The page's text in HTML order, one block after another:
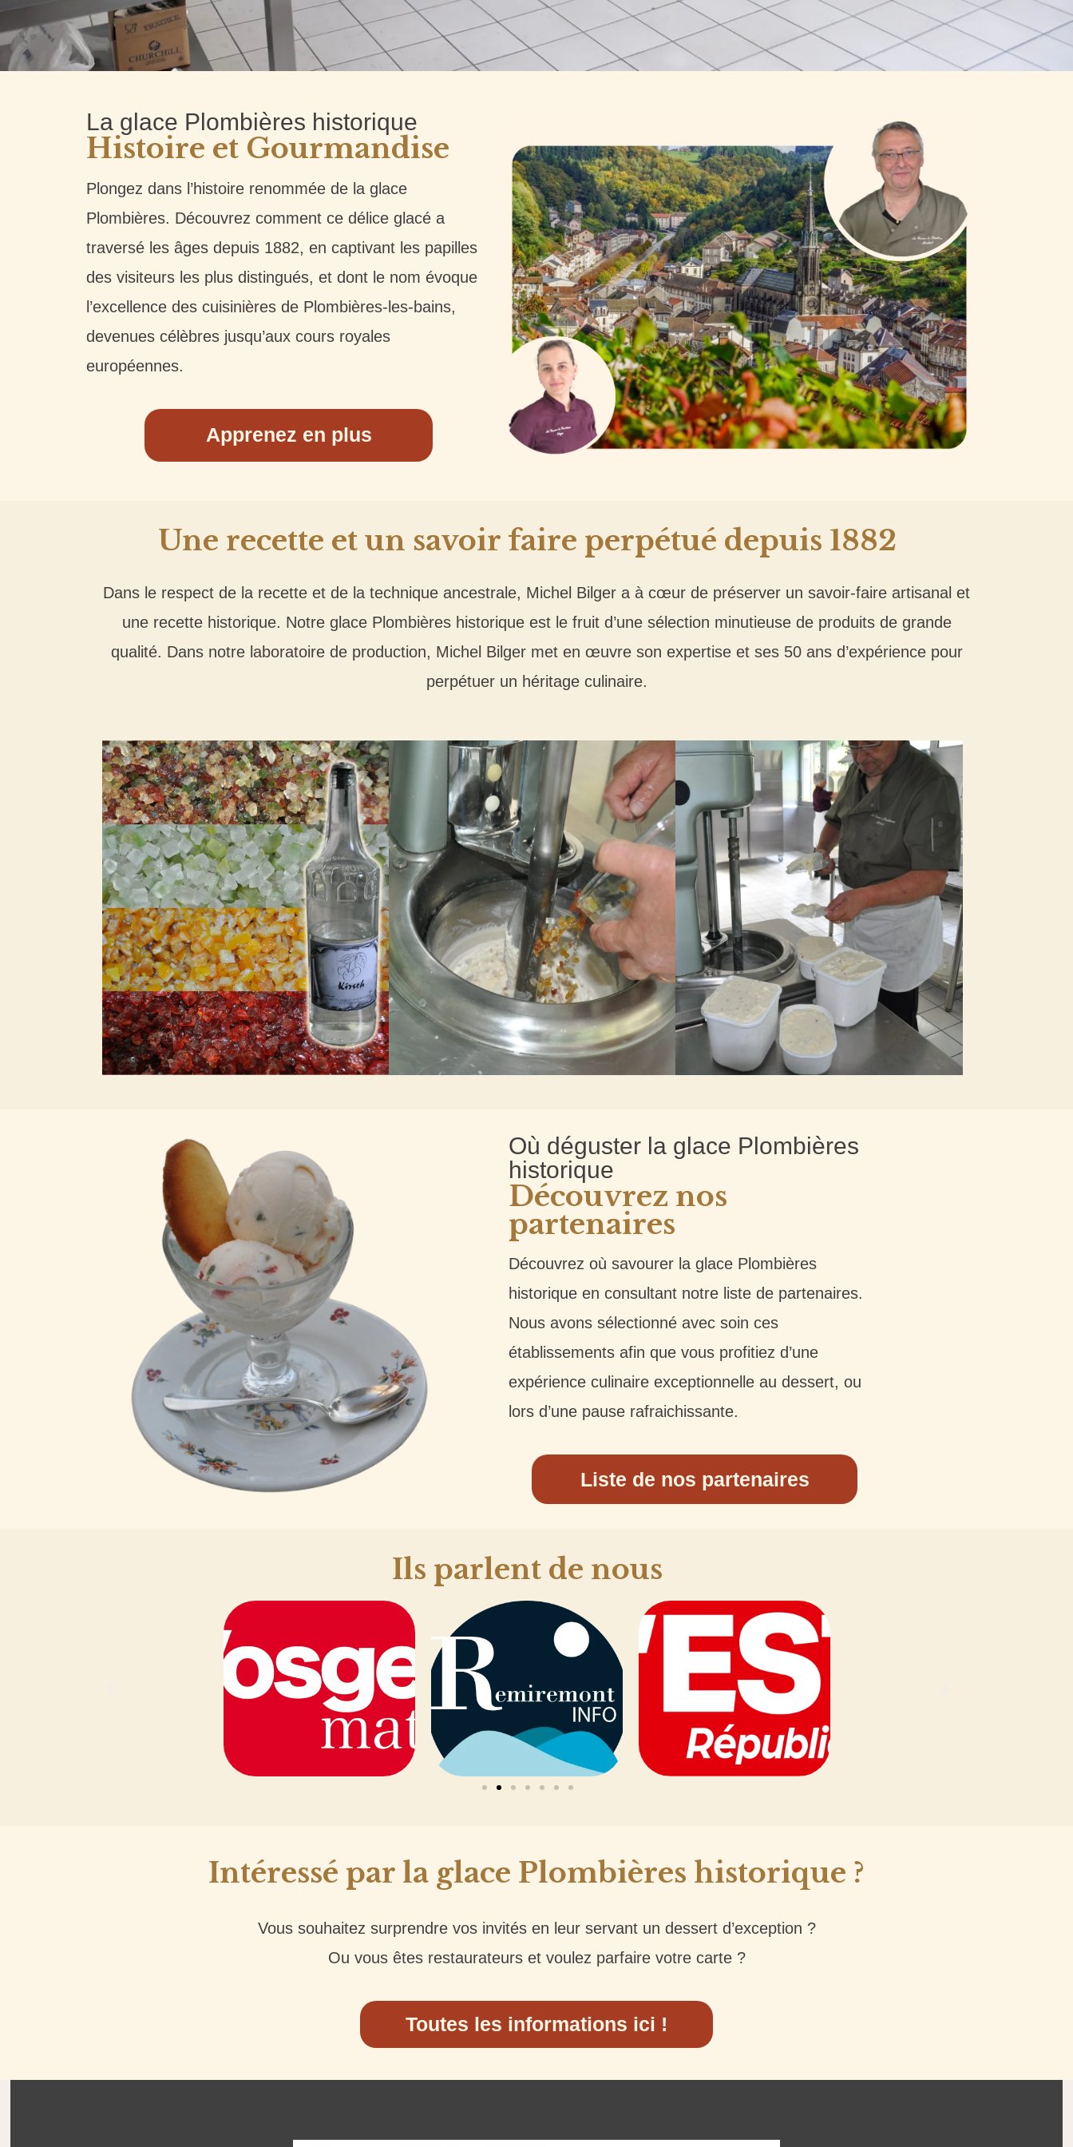
La glace Plombières historique
Histoire et Gourmandise
Plongez dans l’histoire renommée de la glace
Plombières. Découvrez comment ce délice glacé a
traversé les âges depuis 1882, en captivant les papilles
des visiteurs les plus distingués, et dont le nom évoque
l’excellence des cuisinières de Plombières-les-bains,
devenues célèbres jusqu’aux cours royales
européennes.
Apprenez en plus
Une recette et un savoir faire perpétué depuis 1882
Dans le respect de la recette et de la technique ancestrale, Michel Bilger a à cœur de préserver un savoir-faire artisanal et
une recette historique. Notre glace Plombières historique est le fruit d’une sélection minutieuse de produits de grande
qualité. Dans notre laboratoire de production, Michel Bilger met en œuvre son expertise et ses 50 ans d’expérience pour
perpétuer un héritage culinaire.
Où déguster la glace Plombières
historique
Découvrez nos
partenaires
Découvrez où savourer la glace Plombières
historique en consultant notre liste de partenaires.
Nous avons sélectionné avec soin ces
établissements afin que vous profitiez d’une
expérience culinaire exceptionnelle au dessert, ou
lors d’une pause rafraichissante.
Liste de nos partenaires
Ils parlent de nous
Intéressé par la glace Plombières historique ?
Vous souhaitez surprendre vos invités en leur servant un dessert d’exception ?
Ou vous êtes restaurateurs et voulez parfaire votre carte ?
Toutes les informations ici !